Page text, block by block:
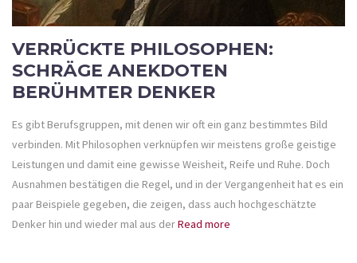
VERRÜCKTE PHILOSOPHEN:
SCHRÄGE ANEKDOTEN
BERÜHMTER DENKER
Es gibt Berufsgruppen, mit denen wir oft ein ganz bestimmtes Bild
verbinden. Mit Philosophen verknüpfen wir meistens große geistige
Leistungen und damit eine gewisse Weisheit, Reife und Ruhe. Doch
Ausnahmen bestätigen die Regel, und in der Vergangenheit hat es ein
paar Beispiele gegeben, die zeigen, dass auch hochgeschätzte
Denker hin und wieder mal aus derRead more